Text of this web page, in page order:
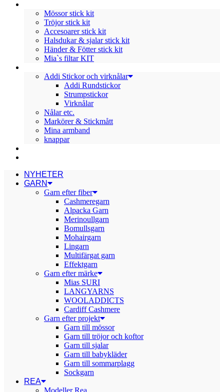
Mössor stick kit
Tröjor stick kit
Accesoarer stick kit
Halsdukar & sjalar stick kit
Händer & Fötter stick kit
Mia`s filtar KIT
Addi Stickor och virknålar
Addi Rundstickor
Strumpstickor
Virknålar
Nålar etc.
Markörer & Stickmått
Mina armband
knappar
NYHETER
GARN
Garn efter fiber
Cashmeregarn
Alpacka Garn
Merinoullgarn
Bomullsgarn
Mohairgarn
Lingarn
Multifärgat garn
Effektgarn
Garn efter märke
Mias SURI
LANGYARNS
WOOLADDICTS
Cardiff Cashmere
Garn efter projekt
Garn till mössor
Garn till tröjor och koftor
Garn till sjalar
Garn till babykläder
Garn till sommarplagg
Sockgarn
REA
Modeller Rea